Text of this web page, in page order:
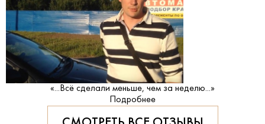
«...Всё сделали меньше, чем за неделю...»
Подробнее